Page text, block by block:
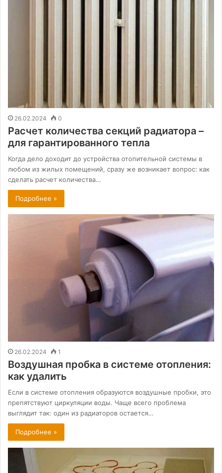
26.02.2024 0
Расчет количества секций радиатора –
для гарантированного тепла
Когда дело доходит до устройства отопительной системы в
любом из жилых помещений, сразу же возникает вопрос: как
сделать расчет количества…
Подробнее »
26.02.2024 1
Воздушная пробка в системе отопления:
как удалить
Если в системе отопления образуются воздушные пробки, это
препятствуют циркуляции воды. Чаще всего проблема
выглядит так: один из радиаторов остается…
Подробнее »